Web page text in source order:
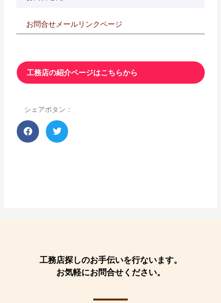
お問合せメールリンクページ
工務店の紹介ページはこちらから
シェアボタン：
工務店探しのお手伝いを行ないます。
お気軽にお問合せください。